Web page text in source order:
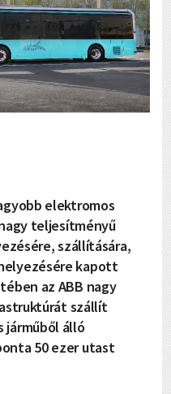
elektromos
teljesítményű
szállítására,
kapott
az ABB nagy
szállít
járműből álló
50 ezer utast